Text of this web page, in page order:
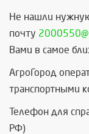
Не нашли
почту
Вами в самое
АгроГород
транспортными
Телефон для
РФ)